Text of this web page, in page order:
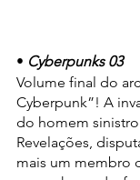
• Cyberpunks 03
Volume final do
Cyberpunk”! A
do homem
Revelações,
mais um membro